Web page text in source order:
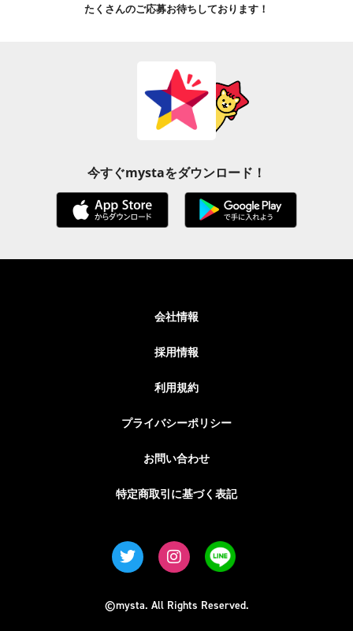
たくさんのご応募お待ちしております！
今すぐmystaをダウンロード！
会社情報
採用情報
利用規約
プライバシーポリシー
お問い合わせ
特定商取引に基づく表記
©mysta. All Rights Reserved.